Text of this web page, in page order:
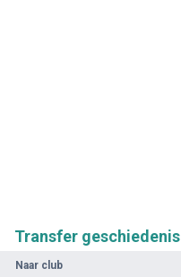
Transfer geschiedenis
Naar club